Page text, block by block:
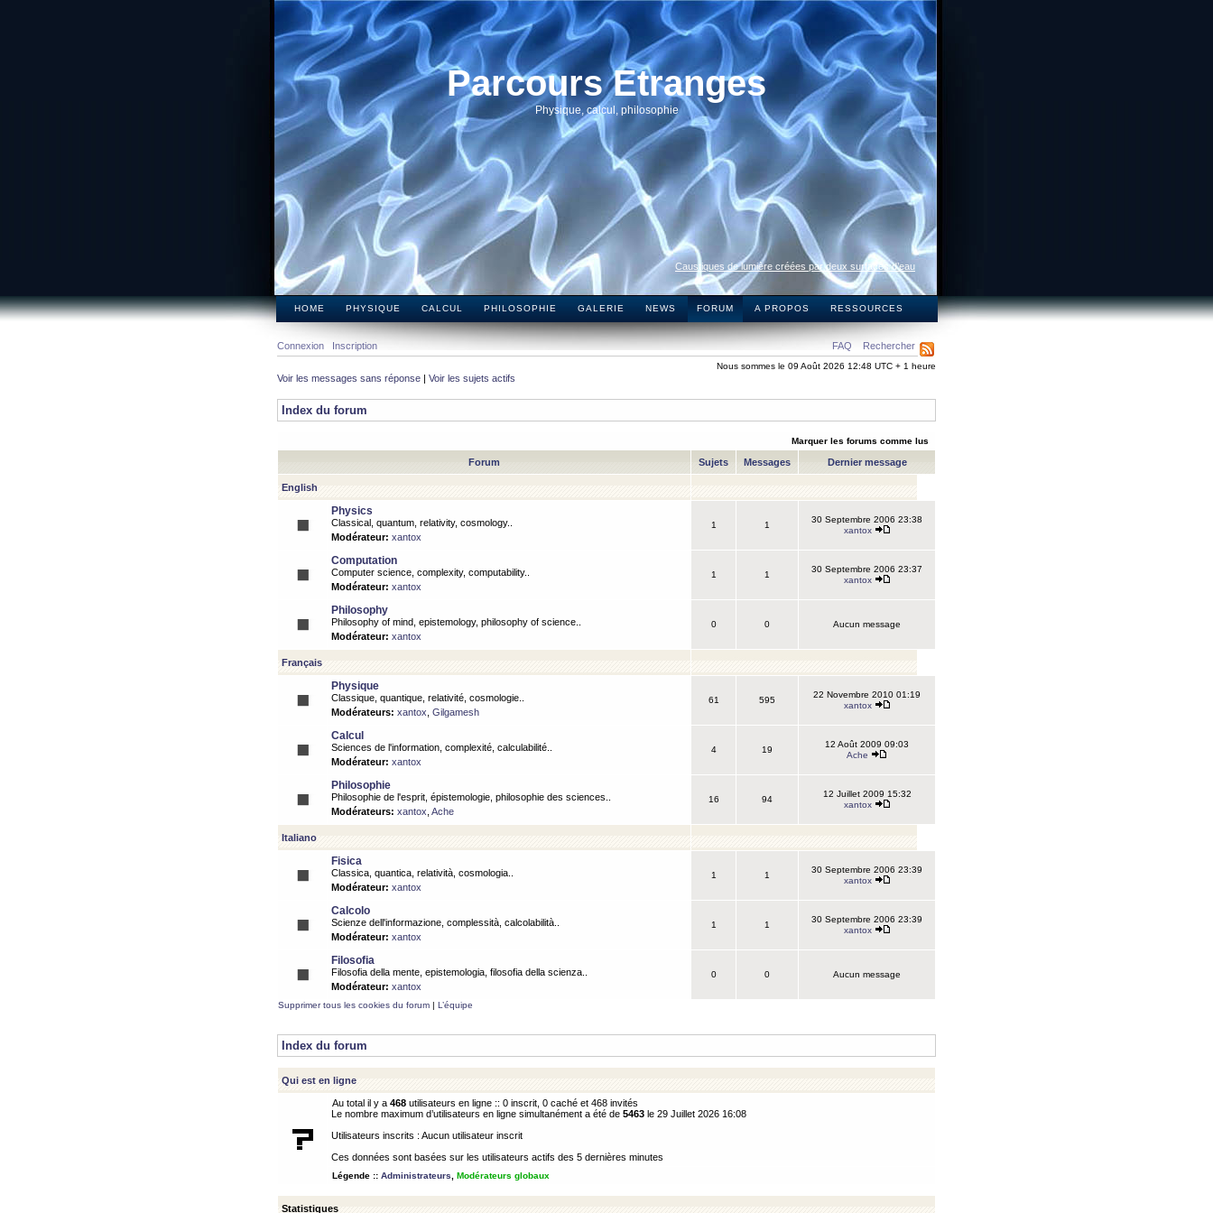
Parcours Etranges
Physique, calcul, philosophie
Caustiques de lumière créées par deux surfaces d’eau
HOME PHYSIQUE CALCUL PHILOSOPHIE GALERIE NEWS FORUM A PROPOS RESSOURCES
FAQ Rechercher
Connexion Inscription
Nous sommes le 09 Août 2026 12:48 UTC + 1 heure
Voir les messages sans réponse | Voir les sujets actifs
Index du forum
Marquer les forums comme lus
Forum Sujets Messages Dernier message
English
Physics
Classical, quantum, relativity, cosmology..
Modérateur: xantox
1 1
30 Septembre 2006 23:38
xantox
Computation
Computer science, complexity, computability..
Modérateur: xantox
1 1
30 Septembre 2006 23:37
xantox
Philosophy
Philosophy of mind, epistemology, philosophy of science..
Modérateur: xantox
0 0 Aucun message
Français
Physique
Classique, quantique, relativité, cosmologie..
Modérateurs: xantox Gilgamesh
61 595
22 Novembre 2010 01:19
xantox
Calcul
Sciences de l'information, complexité, calculabilité..
Modérateur: xantox
4 19
12 Août 2009 09:03
Ache
Philosophie
Philosophie de l'esprit, épistemologie, philosophie des sciences..
Modérateurs: xantox Ache
16 94
12 Juillet 2009 15:32
xantox
Italiano
Fisica
Classica, quantica, relatività, cosmologia..
Modérateur: xantox
1 1
30 Septembre 2006 23:39
xantox
Calcolo
Scienze dell'informazione, complessità, calcolabilità..
Modérateur: xantox
1 1
30 Septembre 2006 23:39
xantox
Filosofia
Filosofia della mente, epistemologia, filosofia della scienza..
Modérateur: xantox
0 0 Aucun message
Supprimer tous les cookies du forum | L’équipe
Index du forum
Qui est en ligne
Au total il y a 468 utilisateurs en ligne :: 0 inscrit, 0 caché et 468 invités
Le nombre maximum d’utilisateurs en ligne simultanément a été de 5463 le 29 Juillet 2026 16:08
Utilisateurs inscrits : Aucun utilisateur inscrit
Ces données sont basées sur les utilisateurs actifs des 5 dernières minutes
Légende :: Administrateurs Modérateurs globaux
Statistiques